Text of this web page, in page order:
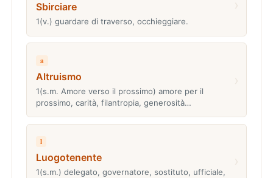
Sbirciare
1(v.) guardare di traverso, occhieggiare.
a
Altruismo
1(s.m. Amore verso il prossimo) amore per il
prossimo, carità, filantropia, generosità…
l
Luogotenente
1(s.m.) delegato, governatore, sostituto, ufficiale,